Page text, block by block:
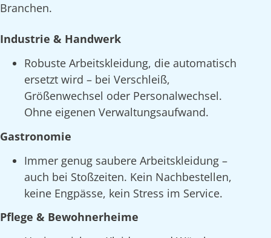
Branchen.
Industrie & Handwerk
Robuste Arbeitskleidung, die automatisch
ersetzt wird – bei Verschleiß,
Größenwechsel oder Personalwechsel.
Ohne eigenen Verwaltungsaufwand.
Gastronomie
Immer genug saubere Arbeitskleidung –
auch bei Stoßzeiten. Kein Nachbestellen,
keine Engpässe, kein Stress im Service.
Pflege & Bewohnerheime